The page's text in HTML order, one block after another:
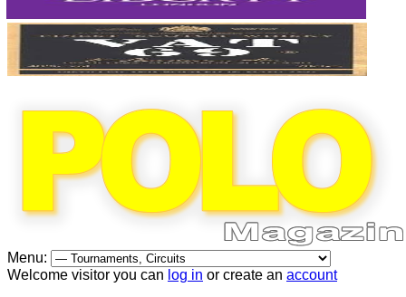
Menu:
Welcome visitor you can log in or create an account